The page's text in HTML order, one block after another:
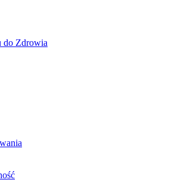
do Zdrowia